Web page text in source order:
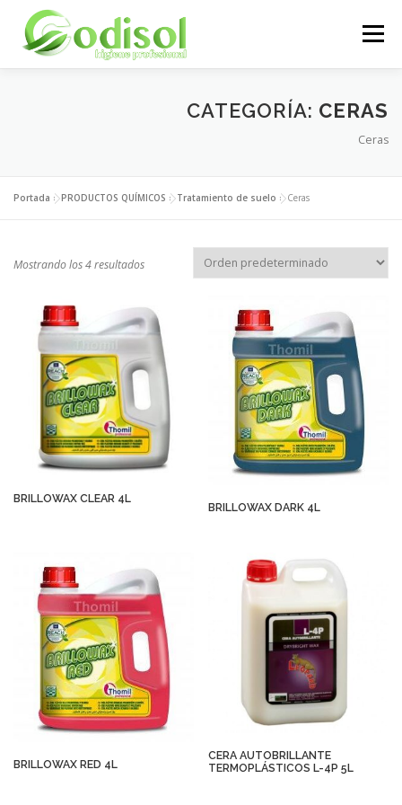
contenido
Menú
PRODUCTOS
CATEGORÍA: CERAS
Ceras
Portada »PRODUCTOS QUÍMICOS »Tratamiento de suelo »Ceras
Mostrando los 4 resultados
BRILLOWAX CLEAR 4L
BRILLOWAX DARK 4L
BRILLOWAX RED 4L
CERA AUTOBRILLANTE
TERMOPLÁSTICOS L-4P 5L